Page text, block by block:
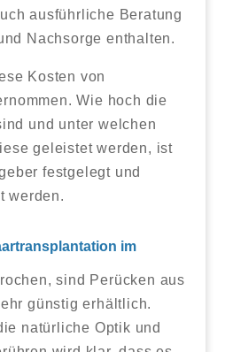
ausführliche Beratung
Nachsorge enthalten.
Kosten von
Wie hoch die
und unter welchen
geleistet werden, ist
festgelegt und
werden.
im
sind Perücken aus
günstig erhältlich.
natürliche Optik und